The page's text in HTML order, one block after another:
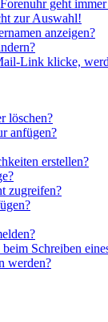
geht
zur Auswahl!
anzeigen?
Link klicke,
löschen?
anfügen?
erstellen?
zugreifen?
Schreiben
werden?